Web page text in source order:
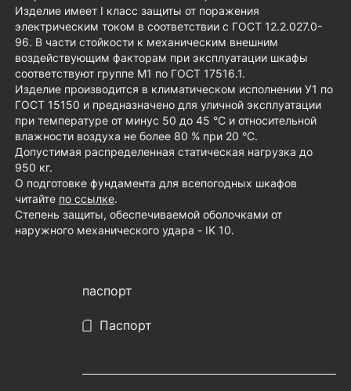
Изделие имеет I класс защиты от поражения
электрическим током в соответствии с ГОСТ 12.2.027.0-
96. В части стойкости к механическим внешним
воздействующим факторам при эксплуатации шкафы
соответствуют группе М1 по ГОСТ 17516.1.
Изделие производится в климатическом исполнении У1 по
ГОСТ 15150 и предназначено для уличной эксплуатации
при температуре от минус 50 до 45 °С и относительной
влажности воздуха не более 80 % при 20 °С.
Допустимая распределенная статическая нагрузка до
950 кг.
О подготовке фундамента для всепогодных шкафов
читайте по ссылке.
Cтепень защиты, обеспечиваемой оболочками от
наружного механического удара - IK 10.
паспорт
Паспорт